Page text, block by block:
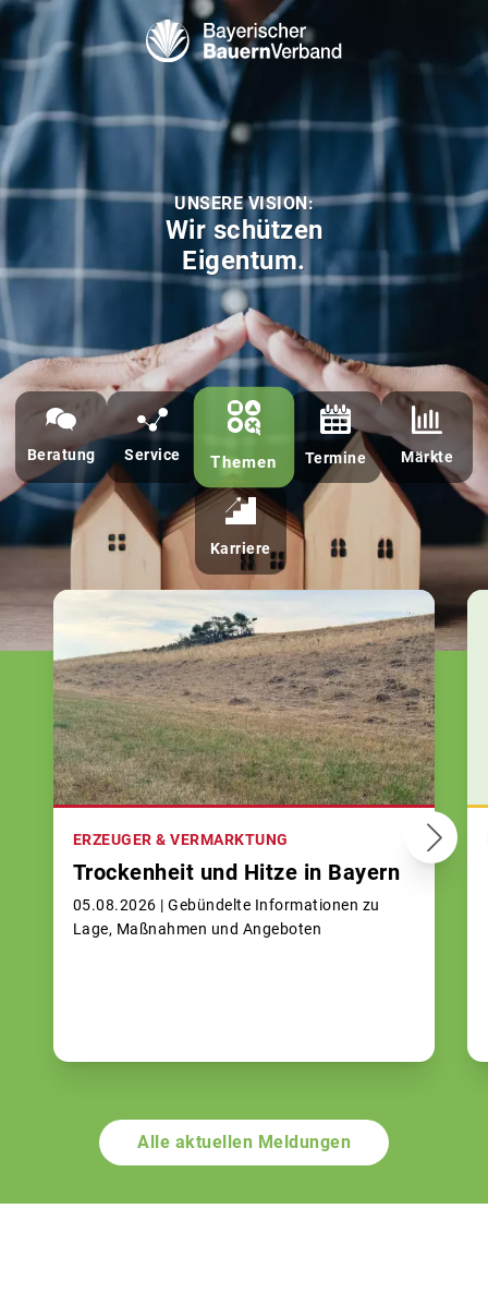
Bayerischer Bauern Verband - BBV
UNSERE VISION:
Wir schützen
Eigentum.
Beratung Service Themen Termine Märkte
Karriere
ERZEUGER & VERMARKTUNG
Trockenheit und Hitze in Bayern
05.08.2026 | Gebündelte Informationen zu
Lage, Maßnahmen und Angeboten
Alle aktuellen Meldungen